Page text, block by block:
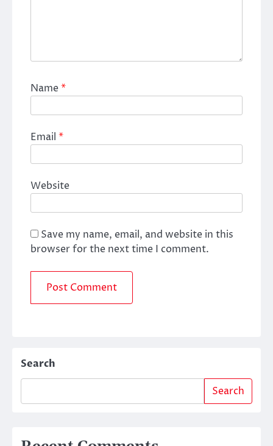
Name*
Email *
Website
Save my name, email, and website in this
browser for the next time I comment.
Search
Search